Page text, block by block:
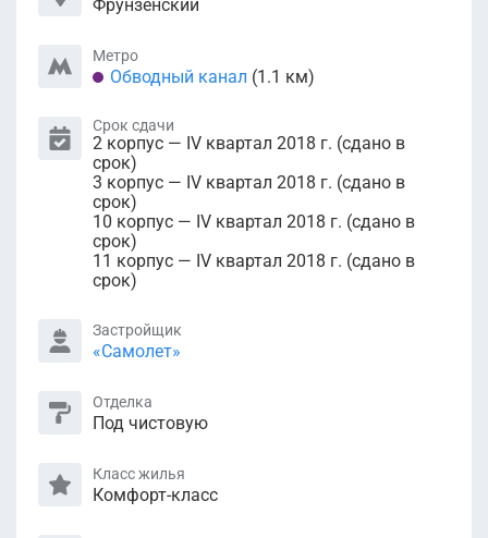
Фрунзенский
Метро
Обводный канал (1.1 км)
Срок сдачи
2 корпус — IV квартал 2018 г. (сдано в
срок)
3 корпус — IV квартал 2018 г. (сдано в
срок)
10 корпус — IV квартал 2018 г. (сдано в
срок)
11 корпус — IV квартал 2018 г. (сдано в
срок)
Застройщик
«Самолет»
Отделка
Под чистовую
Класс жилья
Комфорт-класс